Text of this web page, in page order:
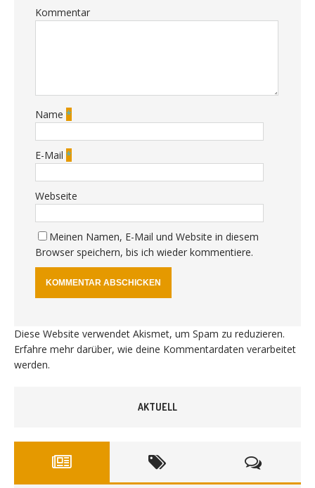
Kommentar
Name *
E-Mail *
Webseite
Meinen Namen, E-Mail und Website in diesem
Browser speichern, bis ich wieder kommentiere.
Diese Website verwendet Akismet, um Spam zu reduzieren.
Erfahre mehr darüber, wie deine Kommentardaten verarbeitet
werden.
AKTUELL